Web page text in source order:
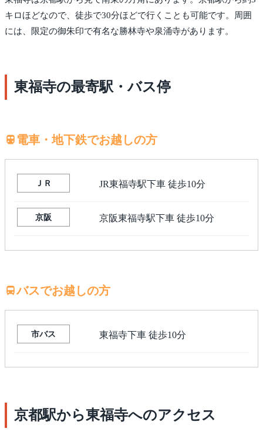
キロほどなので、徒歩で30分ほどで行くことも可能です。周囲
には、限定の御朱印で有名な勝林寺や泉涌寺があります。
東福寺の最寄駅・バス停
電車・地下鉄でお越しの方
ＪＲ JR東福寺駅下車 徒歩10分
京阪 京阪東福寺駅下車 徒歩10分
バスでお越しの方
市バス 東福寺下車 徒歩10分
京都駅から東福寺へのアクセス